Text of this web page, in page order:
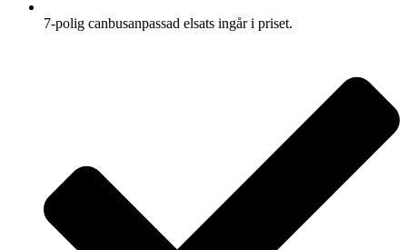
7-polig canbusanpassad elsats ingår i priset.